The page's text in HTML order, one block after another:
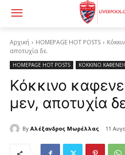
Αρχική HOMEPAGE HOT POSTS
αποτυχία δε.
HOMEPAGE HOT POSTS ΚΟΚΚΙΝΟ
Κόκκινο
μεν, αποτυχία
By Αλέξανδρος Μωρέλλας 11